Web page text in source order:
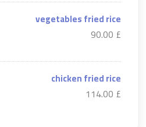
vegetables fried rice
£ 90.00
chicken fried rice
£ 114.00